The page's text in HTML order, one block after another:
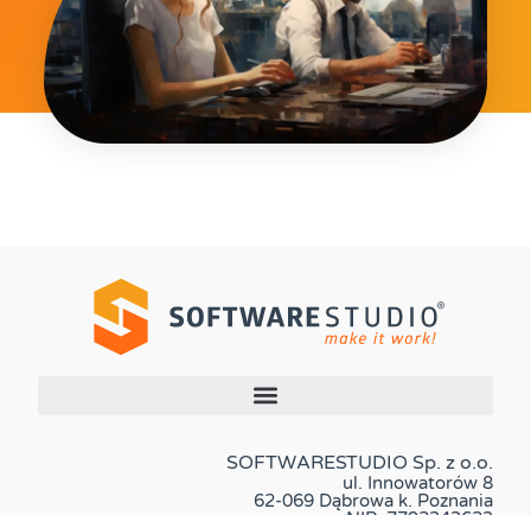
SOFTWARESTUDIO Sp. z o.o.
ul. Innowatorów 8
62-069 Dąbrowa k. Poznania